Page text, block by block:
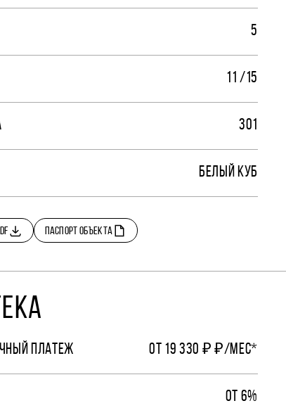
5
11 /15
301
БЕЛЫЙ КУБ
ПАСПОРТ ОБЪЕКТА
ПЛАТЕЖ ОТ 19 330 ₽ ₽/МЕС*
ОТ 6%